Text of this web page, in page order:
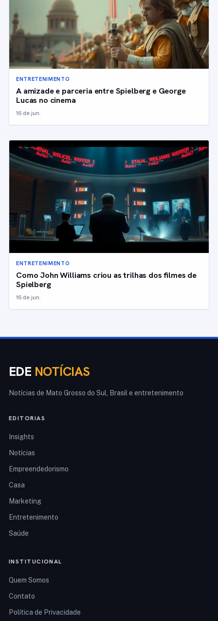
ENTRETENIMENTO
A amizade e parceria entre Spielberg e George
Lucas no cinema
16 de jun.
ENTRETENIMENTO
Como John Williams criou as trilhas dos filmes de
Spielberg
16 de jun.
EDE NOTÍCIAS
Notícias de Mato Grosso do Sul, Brasil e entretenimento
EDITORIAS
Insights
Notícias
Empreendedorismo
Casa
Marketing
Entretenimento
Saúde
INSTITUCIONAL
Quem Somos
Contato
Política de Privacidade